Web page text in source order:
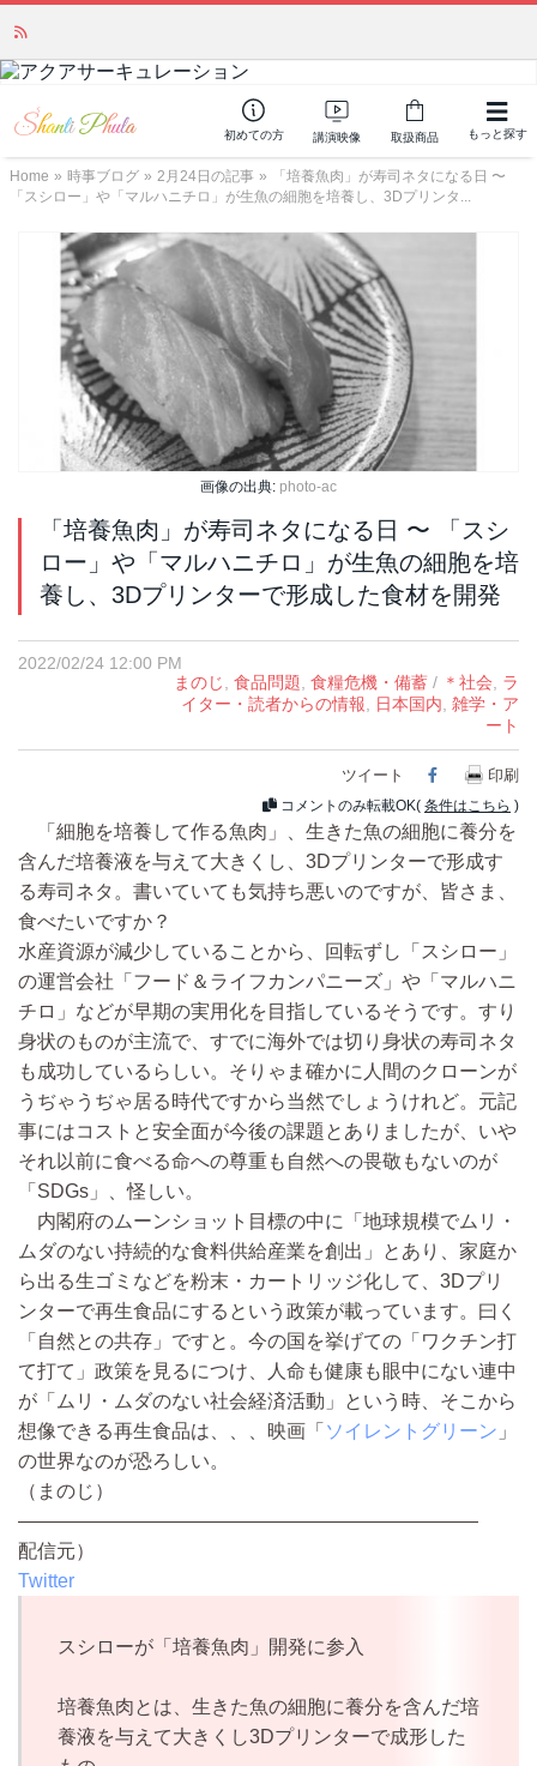
初めての方 講演映像 取扱商品 もっと探す
Home » 時事ブログ » 2月24日の記事 »
「培養魚肉」が寿司ネタになる日 〜
「スシロー」や「マルハニチロ」が生魚の細胞を培養し、3Dプリンタ...
画像の出典: photo-ac
「培養魚肉」が寿司ネタになる日 〜 「スシ
ロー」や「マルハニチロ」が生魚の細胞を培
養し、3Dプリンターで形成した食材を開発
2022/02/24 12:00 PM
まのじ, 食品問題, 食糧危機・備蓄 / ＊社会, ラ
イター・読者からの情報, 日本国内, 雑学・ア
ート
ツイート Facebook
印刷
コメントのみ転載OK( 条件はこちら )
「細胞を培養して作る魚肉」、生きた魚の細胞に養分を
含んだ培養液を与えて大きくし、3Dプリンターで形成す
る寿司ネタ。書いていても気持ち悪いのですが、皆さま、
食べたいですか？
水産資源が減少していることから、回転ずし「スシロー」
の運営会社「フード＆ライフカンパニーズ」や「マルハニ
チロ」などが早期の実用化を目指しているそうです。すり
身状のものが主流で、すでに海外では切り身状の寿司ネタ
も成功しているらしい。そりゃま確かに人間のクローンが
うぢゃうぢゃ居る時代ですから当然でしょうけれど。元記
事にはコストと安全面が今後の課題とありましたが、いや
それ以前に食べる命への尊重も自然への畏敬もないのが
「SDGs」、怪しい。
内閣府のムーンショット目標の中に「地球規模でムリ・
ムダのない持続的な食料供給産業を創出」とあり、家庭か
ら出る生ゴミなどを粉末・カートリッジ化して、3Dプリ
ンターで再生食品にするという政策が載っています。曰く
「自然との共存」ですと。今の国を挙げての「ワクチン打
て打て」政策を見るにつけ、人命も健康も眼中にない連中
が「ムリ・ムダのない社会経済活動」という時、そこから
想像できる再生食品は、、、映画「 ソイレントグリーン 」
の世界なのが恐ろしい。
（まのじ）
————————————————————————
配信元）
Twitter
スシローが「培養魚肉」開発に参入
培養魚肉とは、生きた魚の細胞に養分を含んだ培
養液を与えて大きくし3Dプリンターで成形した